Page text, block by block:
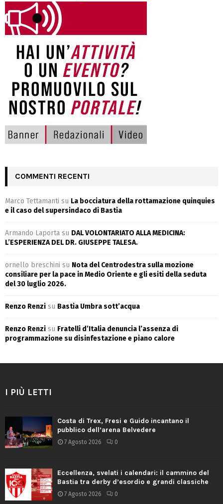
COMMENTI RECENTI
Marco Tettamanti su La bocciatura della rottamazione quinquies
e il caso del supersindaco di Bastia
Armando Laporta su DAL VOLONTARIATO ALLA MEDICINA:
L’ESPERIENZA DEL DR. GIUSEPPE TALESA.
ornello breschini su Nota del Centrodestra sulla mozione
consiliare per la pace in Medio Oriente e gli esiti della seduta
del 30 luglio 2026.
Renzo Renzi su Bastia Umbra sott’acqua
Renzo Renzi su Fratelli d’Italia denuncia l’assenza di
programmazione su disinfestazione e piano calore
I PIÙ LETTI
Costa di Trex, Fresi e Guido incantano il
pubblico dell’arena Belvedere
7 Agosto 2026 0
Eccellenza, svelati i calendari: il cammino del
Bastia tra derby d’esordio e grandi classiche
7 Agosto 2026 0